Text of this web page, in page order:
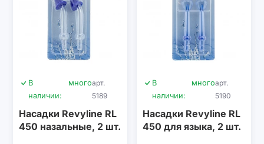
В
наличии:
многоарт.
5189
Насадки Revyline RL
450 назальные, 2 шт.
В
наличии:
многоарт.
5190
Насадки Revyline RL
450 для языка, 2 шт.